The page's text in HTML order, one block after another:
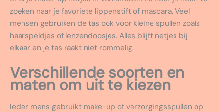
zoeken naar je favoriete lippenstift of mascara. Veel
mensen gebruiken de tas ook voor kleine spullen zoals
haarspeldjes of lenzendoosjes. Alles blijft netjes bij
elkaar en je tas raakt niet rommelig.
Verschillende soorten en
maten om uit te kiezen
Ieder mens gebruikt make-up of verzorgingsspullen op